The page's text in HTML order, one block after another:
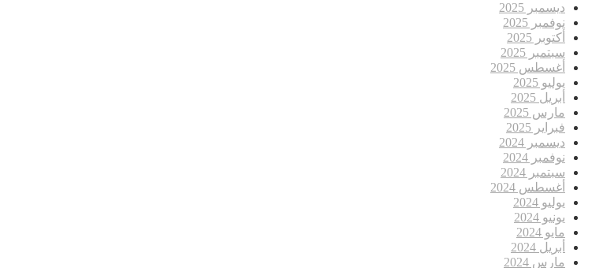
ديسمبر 2025
نوفمبر 2025
أكتوبر 2025
سبتمبر 2025
أغسطس 2025
يوليو 2025
أبريل 2025
مارس 2025
فبراير 2025
ديسمبر 2024
نوفمبر 2024
سبتمبر 2024
أغسطس 2024
يوليو 2024
يونيو 2024
مايو 2024
أبريل 2024
مارس 2024